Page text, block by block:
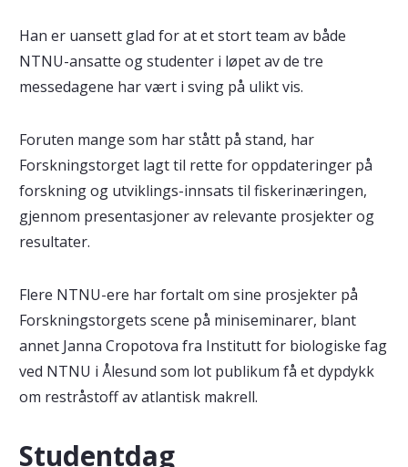
Han er uansett glad for at et stort team av både
NTNU-ansatte og studenter i løpet av de tre
messedagene har vært i sving på ulikt vis.
Foruten mange som har stått på stand, har
Forskningstorget lagt til rette for oppdateringer på
forskning og utviklings-innsats til fiskerinæringen,
gjennom presentasjoner av relevante prosjekter og
resultater.
Flere NTNU-ere har fortalt om sine prosjekter på
Forskningstorgets scene på miniseminarer, blant
annet Janna Cropotova fra Institutt for biologiske fag
ved NTNU i Ålesund som lot publikum få et dypdykk
om restråstoff av atlantisk makrell.
Studentdag